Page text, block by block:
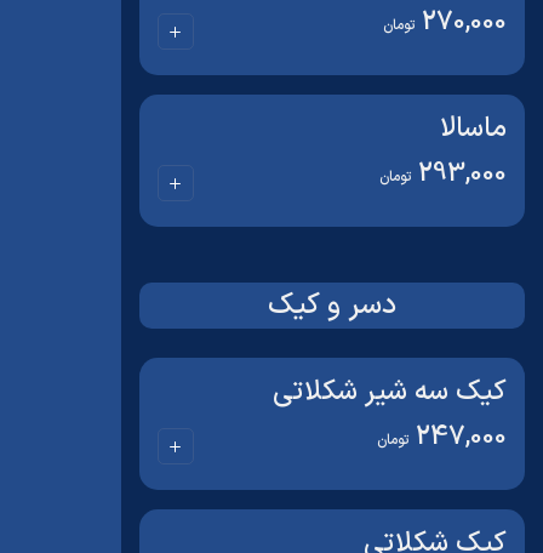
270,000 تومان
ماسالا
293,000 تومان
دسر و کیک
کیک سه شیر شکلاتی
247,000 تومان
کیک شکلاتی